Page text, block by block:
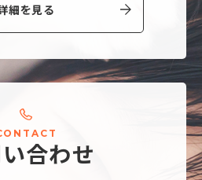
細を見る
O N T A C T
い合わせ